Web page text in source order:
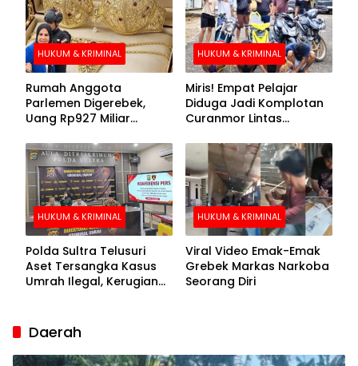
HUKUM & KRIMINAL
Rumah Anggota
Parlemen Digerebek,
Uang Rp927 Miliar
HUKUM & KRIMINAL
Miris! Empat Pelajar
Diduga Jadi Komplotan
Curanmor Lintas
HUKUM & KRIMINAL
Polda Sultra Telusuri
Aset Tersangka Kasus
Umrah Ilegal, Kerugian
HUKUM & KRIMINAL
Viral Video Emak-Emak
Grebek Markas Narkoba
Seorang Diri
Daerah